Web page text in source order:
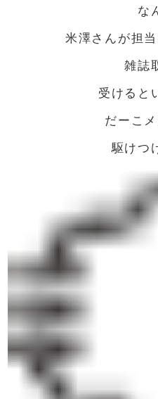
な
米澤さんが担
雑誌
受けると
だーこ
駆けつ